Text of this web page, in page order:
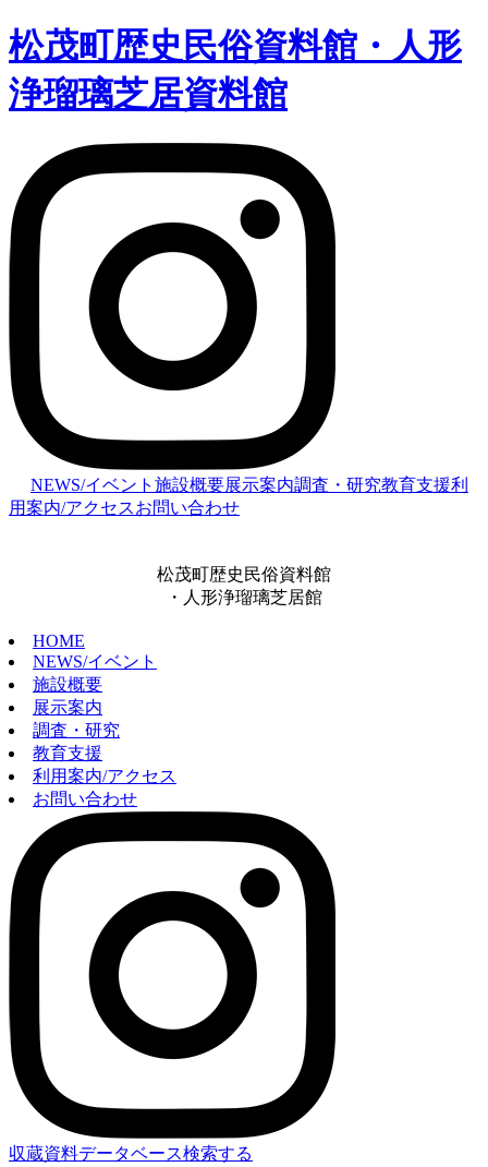
松茂町歴史民俗資料館・人形
浄瑠璃芝居資料館
NEWS/イベント 施設概要展示案内調査・研究教育支援利
用案内/アクセスお問い合わせ
松茂町歴史民俗資料館
・人形浄瑠璃芝居館
HOME
NEWS/イベント
施設概要
展示案内
調査・研究
教育支援
利用案内/アクセス
お問い合わせ
収蔵資料データベース検索する